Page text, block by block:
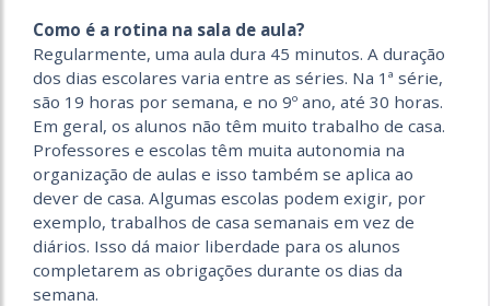
Como é a rotina na sala de aula?
Regularmente, uma aula dura 45 minutos. A duração
dos dias escolares varia entre as séries. Na 1ª série,
são 19 horas por semana, e no 9º ano, até 30 horas.
Em geral, os alunos não têm muito trabalho de casa.
Professores e escolas têm muita autonomia na
organização de aulas e isso também se aplica ao
dever de casa. Algumas escolas podem exigir, por
exemplo, trabalhos de casa semanais em vez de
diários. Isso dá maior liberdade para os alunos
completarem as obrigações durante os dias da
semana.